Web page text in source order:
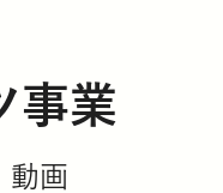
事業
画